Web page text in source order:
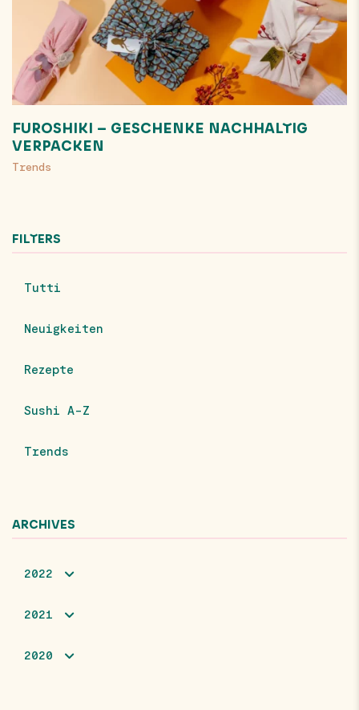
FUROSHIKI – GESCHENKE NACHHALTIG
VERPACKEN
Trends
FILTERS
Tutti
Neuigkeiten
Rezepte
Sushi A-Z
Trends
ARCHIVES
2022
2021
2020